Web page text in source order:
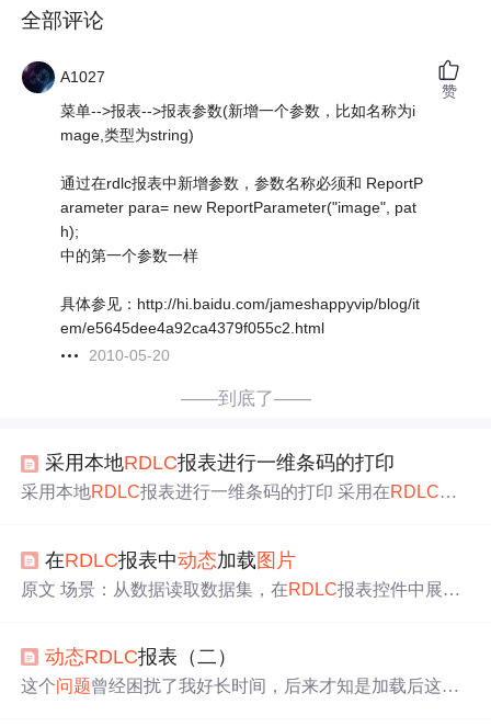
全部评论
A1027
菜单-->报表-->报表参数(新增一个参数，比如名称为i
mage,类型为string)
通过在rdlc报表中新增参数，参数名称必须和 ReportP
arameter para= new ReportParameter("image", pat
h);
中的第一个参数一样
具体参见：http://hi.baidu.com/jameshappyvip/blog/it
em/e5645dee4a92ca4379f055c2.html
2010-05-20
赞
——到底了——
采用本地RDLC报表进行一维条码的打印
采用本地RDLC报表进行一维条码的打印 采用在RDLC中
的类库C# http://download.csdn.net/detail/dacong/6687835 参
考： 向RDLC 报表中动态添加图片http://de.cel.blog.1
在RDLC报表中动态加载图片
原文 场景：从数据读取数据集，在RDLC报表控件中展
必须满足两个条件，才能执行正常。处理方式略过， 1、
图片完整的绝对路径。 2、完整绝对路径前必须加上 “fil
动态RDLC报表（二）
这个问题曾经困扰了我好长时间，后来才知是加载后这种